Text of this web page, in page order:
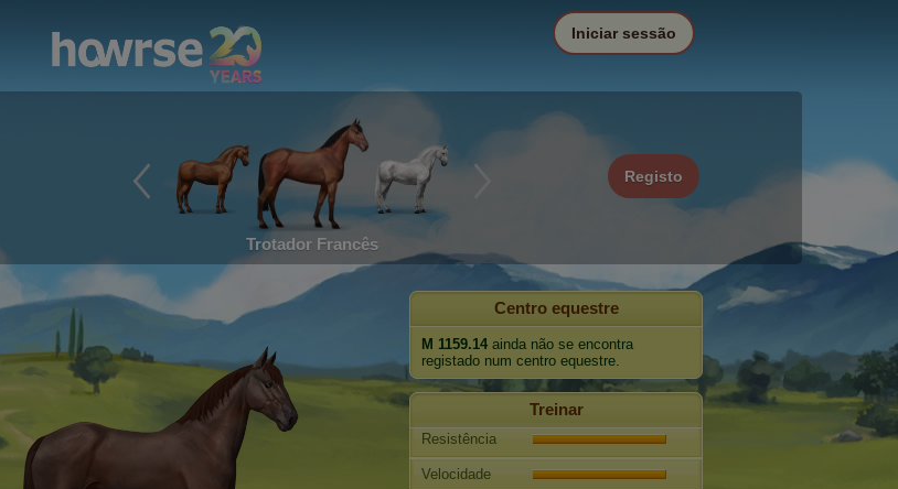
Trotador Francês
Registo
Iniciar sessão
Centro equestre
M 1159.14 ainda não se encontra
registado num centro equestre.
Treinar
Resistência
Velocidade